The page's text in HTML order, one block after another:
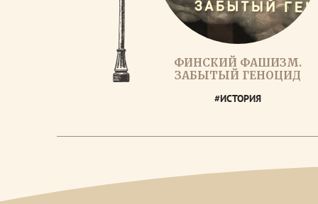
ФИНСКИЙ ФАШИЗМ.
ЗАБЫТЫЙ ГЕНОЦИД
#ИСТОРИЯ